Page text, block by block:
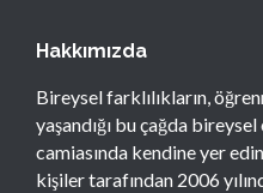
Hakkımızda
Bireysel farklılıkların,
yaşandığı bu çağda
camiasında kendine yer
kişiler tarafından 2006